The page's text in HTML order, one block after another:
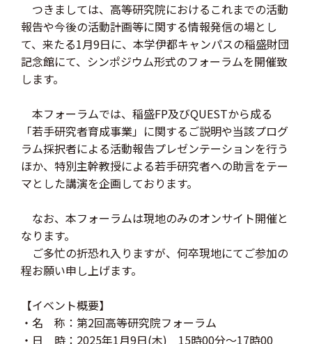
つきましては、高等研究院におけるこれまでの活動
報告や今後の活動計画等に関する情報発信の場とし
て、来たる1月9日に、本学伊都キャンパスの稲盛財団
記念館にて、シンポジウム形式のフォーラムを開催致
します。
本フォーラムでは、稲盛FP及びQUESTから成る
「若手研究者育成事業」に関するご説明や当該プログ
ラム採択者による活動報告プレゼンテーションを行う
ほか、特別主幹教授による若手研究者への助言をテー
マとした講演を企画しております。
なお、本フォーラムは現地のみのオンサイト開催と
なります。
ご多忙の折恐れ入りますが、何卒現地にてご参加の
程お願い申し上げます。
【イベント概要】
・名 称：第2回高等研究院フォーラム
・日 時：2025年1月9日(木) 15時00分〜17時00